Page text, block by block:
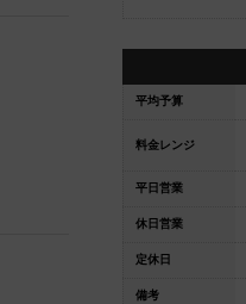
平均予算
料金レンジ
平日営業
休日営業
定休日
備考